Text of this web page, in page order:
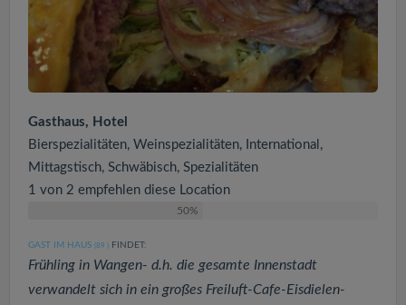
Gasthaus, Hotel
Bierspezialitäten, Weinspezialitäten, International,
Mittagstisch, Schwäbisch, Spezialitäten
1 von 2 empfehlen diese Location
50%
GAST IM HAUS (89 ) FINDET:
Frühling in Wangen- d.h. die gesamte Innenstadt
verwandelt sich in ein großes Freiluft-Cafe-Eisdielen-